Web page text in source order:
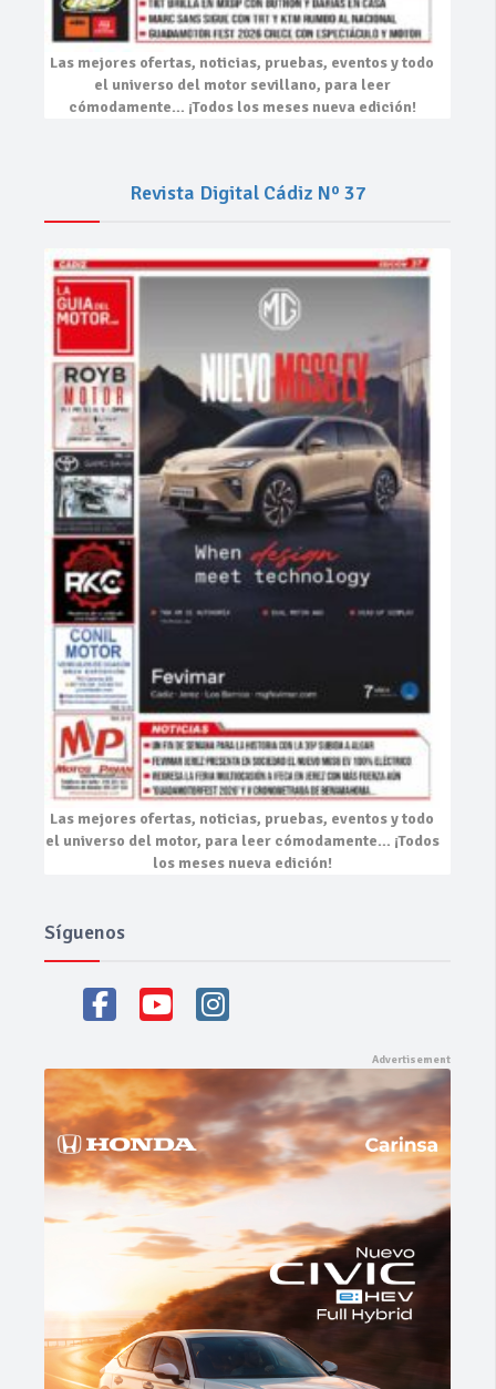
Las mejores ofertas, noticias, pruebas, eventosy todo
el universo del motor sevillano, para leer
cómodamente… ¡Todos los meses nueva edición!
Revista Digital Cádiz Nº 37
Las mejores ofertas, noticias, pruebas, eventosy todo
el universo del motor, para leer cómodamente… ¡Todos
los meses nueva edición!
Síguenos